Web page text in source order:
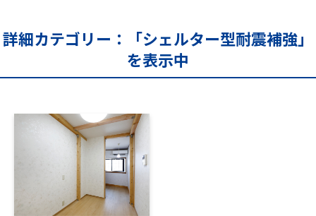
詳細カテゴリー：「シェルター型耐震補強」
を表示中